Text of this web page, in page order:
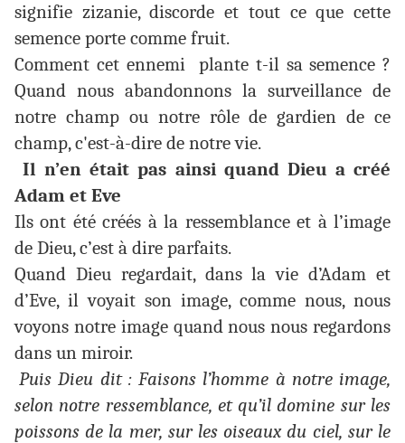
signifie zizanie, discorde et tout ce que cette
semence porte comme fruit.
Comment cet ennemi plante t-il sa semence ?
Quand nous abandonnons la surveillance de
notre champ ou notre rôle de gardien de ce
champ, c'est-à-dire de notre vie.
Il n’en était pas ainsi quand Dieu a créé
Adam et Eve
Ils ont été créés à la ressemblance et à l’image
de Dieu, c’est à dire parfaits.
Quand Dieu regardait, dans la vie d’Adam et
d’Eve, il voyait son image, comme nous, nous
voyons notre image quand nous nous regardons
dans un miroir.
Puis Dieu dit : Faisons l’homme à notre image,
selon notre ressemblance, et qu’il domine sur les
poissons de la mer, sur les oiseaux du ciel, sur le